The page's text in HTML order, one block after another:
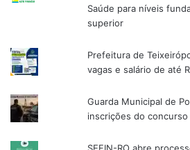
Saúde para níveis
superior
Prefeitura de
vagas e salário de até
Guarda Municipal de
inscrições do
SEFIN-RO abre